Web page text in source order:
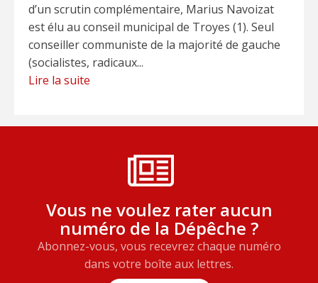
d’un scrutin complémentaire, Marius Navoizat
est élu au conseil municipal de Troyes (1). Seul
conseiller communiste de la majorité de gauche
(socialistes, radicaux...
Lire la suite
Vous ne voulez rater aucun
numéro de la Dépêche ?
Abonnez-vous, vous recevrez chaque numéro
dans votre boîte aux lettres.